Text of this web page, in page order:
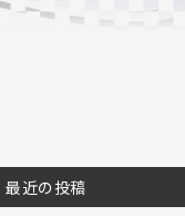
最近の投稿